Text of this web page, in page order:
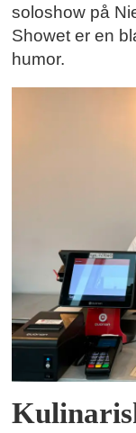
soloshow på
Showet er en
humor.